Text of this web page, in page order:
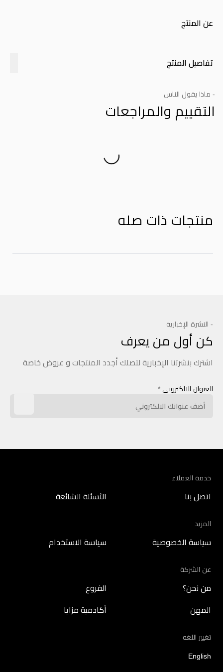
عن المنتج
تفاصيل المنتج
- ماذا يقول الناس
التقييم والمراجعات
منتجات ذات صله
- النشرة الإخبارية
كن أول من يعرف
اشترك بنشرتنا الإخبارية لتصلك أجدد المنتجات و عروض خاصة
العنوان الالكتروني *
خدمة العملاء
اتصل بنا الأسئلة الشائعة
المزيد
سياسة الخصوصية سياسة الاستخدام
عن الشركة
من نحن؟ الفروع
المهن أكادمية مزايا
تغيير اللغه
English